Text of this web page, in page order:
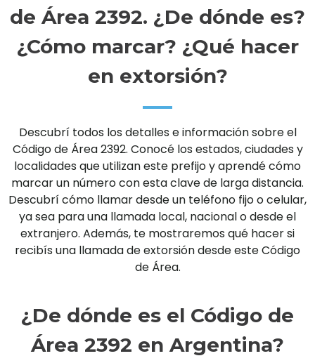
de Área 2392. ¿De dónde es?
¿Cómo marcar? ¿Qué hacer
en extorsión?
Descubrí todos los detalles e información sobre el
Código de Área 2392. Conocé los estados, ciudades y
localidades que utilizan este prefijo y aprendé cómo
marcar un número con esta clave de larga distancia.
Descubrí cómo llamar desde un teléfono fijo o celular,
ya sea para una llamada local, nacional o desde el
extranjero. Además, te mostraremos qué hacer si
recibís una llamada de extorsión desde este Código
de Área.
¿De dónde es el Código de
Área 2392 en Argentina?